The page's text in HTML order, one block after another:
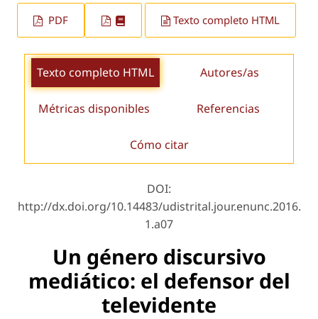
PDF Texto completo HTML
Texto completo HTML Autores/as
Métricas disponibles Referencias
Cómo citar
DOI:
http://dx.doi.org/10.14483/udistrital.jour.enunc.2016.
1.a07
Un género discursivo
mediático: el defensor del
televidente